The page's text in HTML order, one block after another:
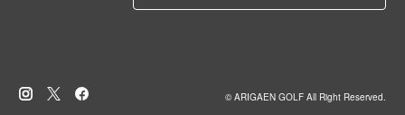
© ARIGAEN GOLF All Right Reserved.